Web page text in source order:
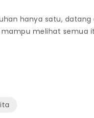
hanya satu,
melihat semua